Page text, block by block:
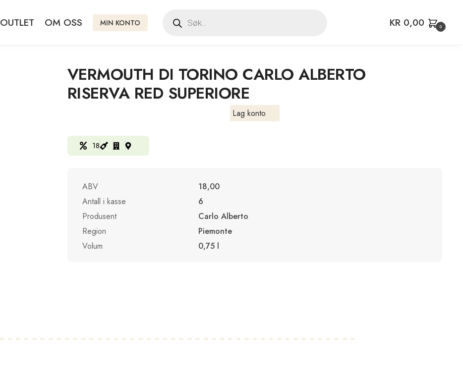
OUTLET OM OSS MIN KONTO KR 0,00 0
VERMOUTH DI TORINO CARLO ALBERTO
RISERVA RED SUPERIORE
Lag konto
18
ABV
18,00
Antall i kasse
6
Produsent
Carlo Alberto
Region
Piemonte
Volum
0,75 l